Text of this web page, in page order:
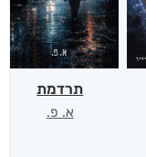
תרדמת
א. פ.